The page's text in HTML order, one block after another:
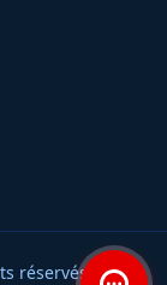
réservés.